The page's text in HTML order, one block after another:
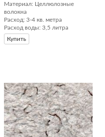
Материал: Целлюлозные
волокна
Расход: 3-4 кв. метра
Расход воды: 3,5 литра
Купить